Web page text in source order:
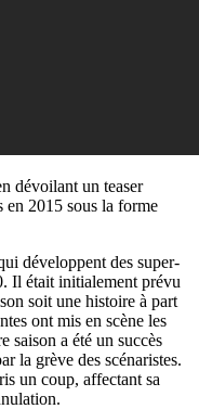
dévoilant un teaser
en 2015 sous la forme
développent des super-
Il était initialement prévu
soit une histoire à part
ont mis en scène les
saison a été un succès
la grève des scénaristes.
un coup, affectant sa